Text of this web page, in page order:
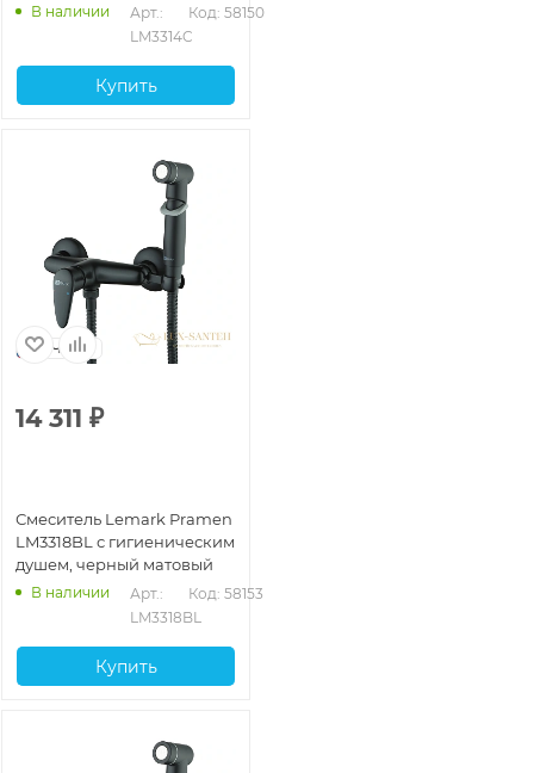
В наличии
Арт.:
LM3314C
Код: 58150
Купить
Чехия
14 311 ₽
Смеситель Lemark Pramen
LM3318BL с гигиеническим
душем, черный матовый
В наличии
Арт.:
LM3318BL
Код: 58153
Купить